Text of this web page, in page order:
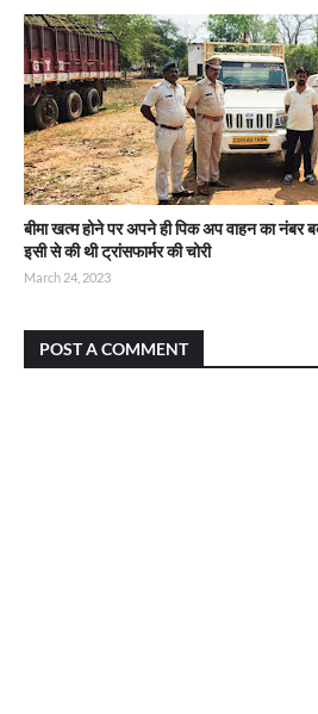
बीमा खत्म होने पर अपने ही पिक अप वाहन का नंबर
इसी से की थी ट्रांसफार्मर की चोरी
March 24, 2023
POST A COMMENT